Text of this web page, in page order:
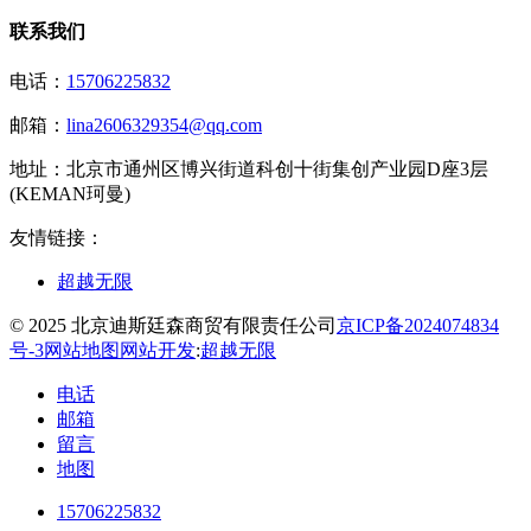
联系我们
电话： 15706225832
邮箱： lina2606329354@qq.com
地址： 北京市通州区博兴街道科创十街集创产业园D座3层
(KEMAN珂曼)
友情链接：
超越无限
© 2025 北京迪斯廷森商贸有限责任公司 京ICP备2024074834
号-3网站地图 网站开发:超越无限
电话
邮箱
留言
地图
15706225832